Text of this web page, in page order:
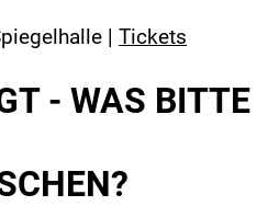
| Tickets
- WAS BITTE